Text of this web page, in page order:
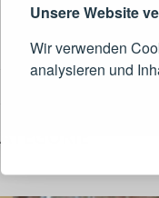
Unsere Website
Wir verwenden
analysieren und
Live-Überblick über